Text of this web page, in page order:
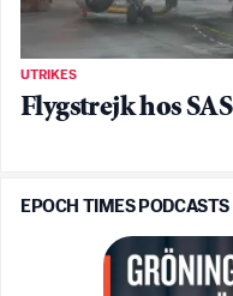
UTRIKES
Flygstrejk hos SAS
EPOCH TIMES PODCASTS